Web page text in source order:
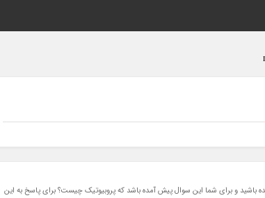
باشید و برای شما این سوال پیش آمده باشد که پروبیوتیک چیست؟ برای پاسخ به این